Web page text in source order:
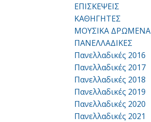
ΕΠΙΣΚΕΨΕΙΣ
ΚΑΘΗΓΗΤΕΣ
ΜΟΥΣΙΚΑ ΔΡΩΜΕΝΑ
ΠΑΝΕΛΛΑΔΙΚΕΣ
Πανελλαδικές 2016
Πανελλαδικές 2017
Πανελλαδικές 2018
Πανελλαδικές 2019
Πανελλαδικές 2020
Πανελλαδικές 2021